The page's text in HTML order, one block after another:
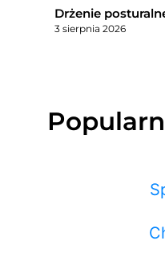
Drżenie
3 sierpnia 2026